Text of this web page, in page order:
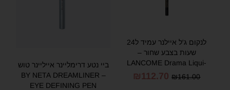
לנקום ג'ל איילנר עמיד ל24
שעות בצבע שחור –
LANCOME Drama Liqui-
Pencil Dramatic Eyeliner
₪161.00
₪112.70
ביי נטע דרימליינר אייליינר טוש
– BY NETA DREAMLINER
EYE DEFINING PEN